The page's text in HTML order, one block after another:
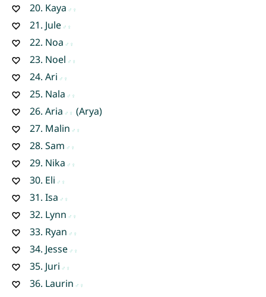
20. Kaya
21. Jule
22. Noa
23. Noel
24. Ari
25. Nala
26. Aria
(Arya)
27. Malin
28. Sam
29. Nika
30. Eli
31. Isa
32. Lynn
33. Ryan
34. Jesse
35. Juri
36. Laurin